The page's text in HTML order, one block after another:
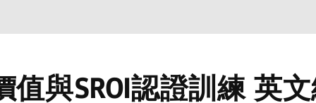
值與SROI認證訓練 英